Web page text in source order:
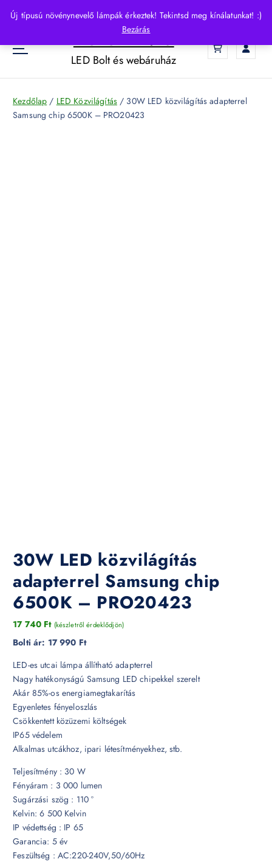
Új típusú növénynevelő lámpák érkeztek! Tekintsd meg kínálatunkat! :)
Bezárás
p
o
HelloLED.hu
LED Bolt és webáruház
Kezdőlap / LED Közvilágítás/ 30W LED közvilágítás adapterrel
Samsung chip 6500K – PRO20423
30W LED közvilágítás
adapterrel Samsung chip
6500K – PRO20423
17 740 Ft (készletről érdeklődjön)
Bolti ár: 17 990 Ft
LED-es utcai lámpa állítható adapterrel
Nagy hatékonyságú Samsung LED chipekkel szerelt
Akár 85%-os energiamegtakarítás
Egyenletes fényeloszlás
Csökkentett közüzemi költségek
IP65 védelem
Alkalmas utcákhoz, ipari létesítményekhez, stb.
Teljesítmény : 30 W
Fényáram : 3 000 lumen
Sugárzási szög : 110 °
Kelvin: 6 500 Kelvin
IP védettség : IP 65
Garancia: 5 év
Feszültség : AC:220-240V,50/60Hz